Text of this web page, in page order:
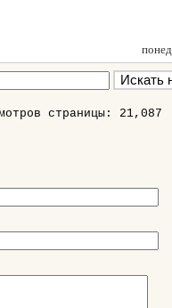
страницы: 21,087